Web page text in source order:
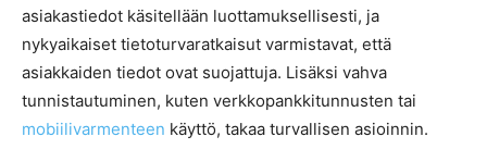
asiakastiedot käsitellään luottamuksellisesti, ja
nykyaikaiset tietoturvaratkaisut varmistavat, että
asiakkaiden tiedot ovat suojattuja. Lisäksi vahva
tunnistautuminen, kuten verkkopankkitunnusten tai
mobiilivarmenteen käyttö, takaa turvallisen asioinnin.